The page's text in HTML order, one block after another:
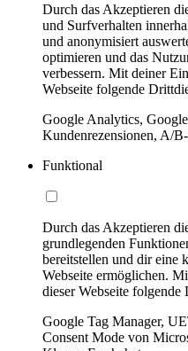
Durch das Akzeptieren
und Surfverhalten
und anonymisiert
optimieren und das
verbessern. Mit deiner
Webseite folgende
Google Analytics,
Kundenrezensionen, A/
Funktional
Durch das Akzeptieren
grundlegenden
bereitstellen und dir eine
Webseite ermöglichen.
dieser Webseite folgende
Google Tag Manager,
Consent Mode von